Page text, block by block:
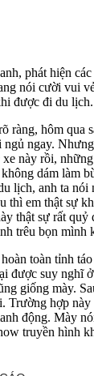
phát hiện
nói cười vui
được đi du lịch.
ràng, hôm qua
ngủ ngay.
này rồi,
dám làm
lịch, anh ta nói
thì em thật sự
thật sự rất
trêu bọn mình
toàn tỉnh
được suy nghĩ
giống mày.
Trường hợp
động. Mày
truyền hình